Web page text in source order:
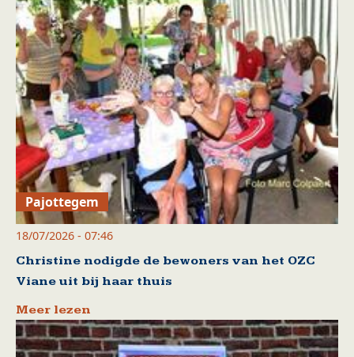
Pajottegem
18/07/2026 - 07:46
Christine nodigde de bewoners van het OZC
Viane uit bij haar thuis
Meer lezen